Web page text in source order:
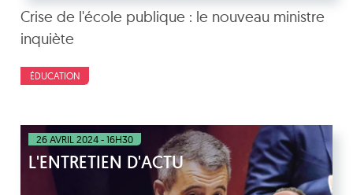
Crise de l'école publique : le nouveau ministre
inquiète
ÉDUCATION
26 AVRIL 2024 - 16H30
L'ENTRETIEN D'ACTU